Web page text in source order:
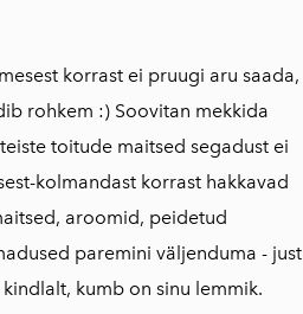
korrast ei pruugi aru saada,
rohkem :) Soovitan mekkida
toitude maitsed segadust ei
kolmandast korrast hakkavad
aroomid, peidetud
paremini väljenduma - just
kumb on sinu lemmik.